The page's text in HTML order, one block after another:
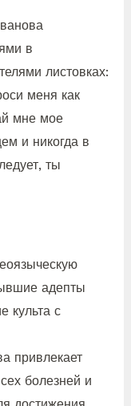
в
листовках:
меня как
мне мое
и никогда в
ты
адепты
культа с
привлекает
болезней и